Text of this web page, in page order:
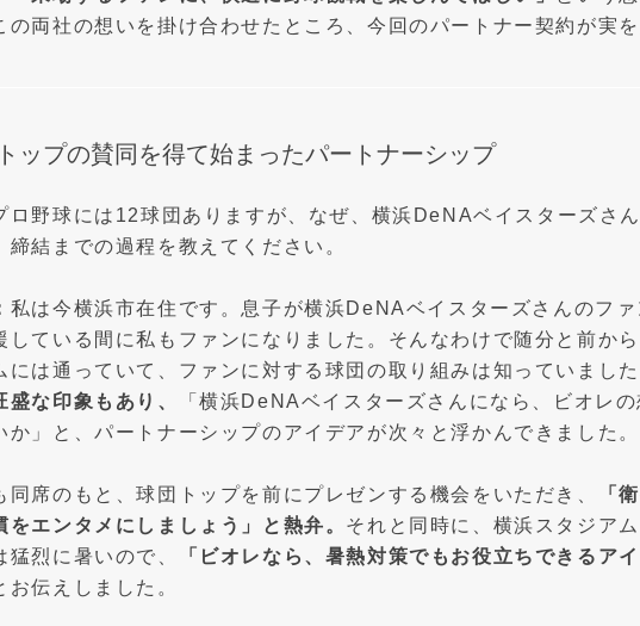
の両社の想いを掛け合わせたところ、今回のパートナー契約が実
ップの賛同を得て始まったパートナーシップ
野球には12球団ありますが、なぜ、横浜DeNAベイスターズさ
結までの過程を教えてください。
私は今横浜市在住です。息子が横浜DeNAベイスターズさんのフ
している間に私もファンになりました。そんなわけで随分と前か
には通っていて、ファンに対する球団の取り組みは知っていまし
盛な印象もあり、
「横浜DeNAベイスターズさんになら、ビオレ
か」と、パートナーシップのアイデアが次々と浮かんできました。
同席のもと、球団トップを前にプレゼンする機会をいただき、
「
をエンタメにしましょう」と熱弁。 それと同時に、横浜スタジア
猛烈に暑いので、
「ビオレなら、暑熱対策でもお役立ちできるア
お伝えしました。